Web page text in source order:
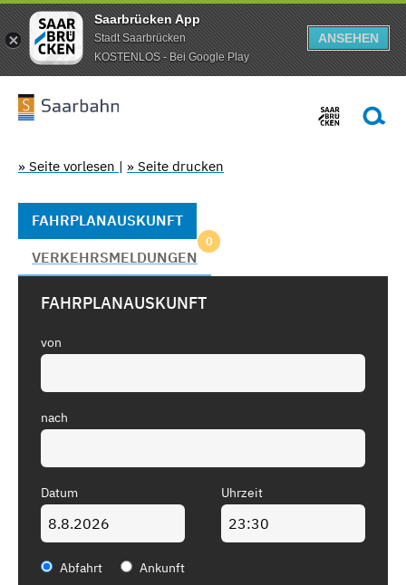
Saarbrücken App
Stadt Saarbrücken
KOSTENLOS - Bei Google Play
ANSEHEN
» Seite vorlesen | » Seite drucken
FAHRPLANAUSKUNFT
VERKEHRSMELDUNGEN
0
FAHRPLANAUSKUNFT
von
nach
Datum Uhrzeit
Abfahrt Ankunft